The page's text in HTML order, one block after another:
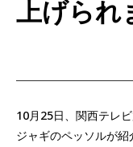
上げられ
10月25日、関西テレ
ジャギのペッソルが